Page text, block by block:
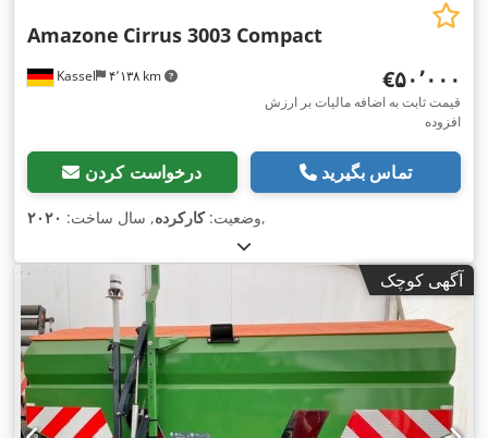
Kassel ۴٬۱۳۸ km
Amazone Cirrus 3003 Compact
‎€۵۰٬۰۰۰
قیمت ثابت به اضافه مالیات بر ارزش
افزوده
درخواست کردن تماس بگیرید
وضعیت:کارکرده, سال ساخت: ۲۰۲۰ ,
آگهی کوچک